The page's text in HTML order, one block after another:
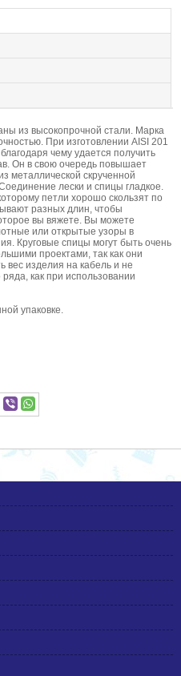
из высокопрочной стали. Марка
При изготовлении AISI 201
чему удается получить
Он в свою очередь повышает
металлической скрученной
лески и спицы гладкое.
петли хорошо скользят по
разных длин, чтобы
вы вяжете. Вы можете
или открытые узоры в
Круговые спицы могут быть очень
проектами, так как они
вес изделия на кабель и не
как при использовании
упаковке.